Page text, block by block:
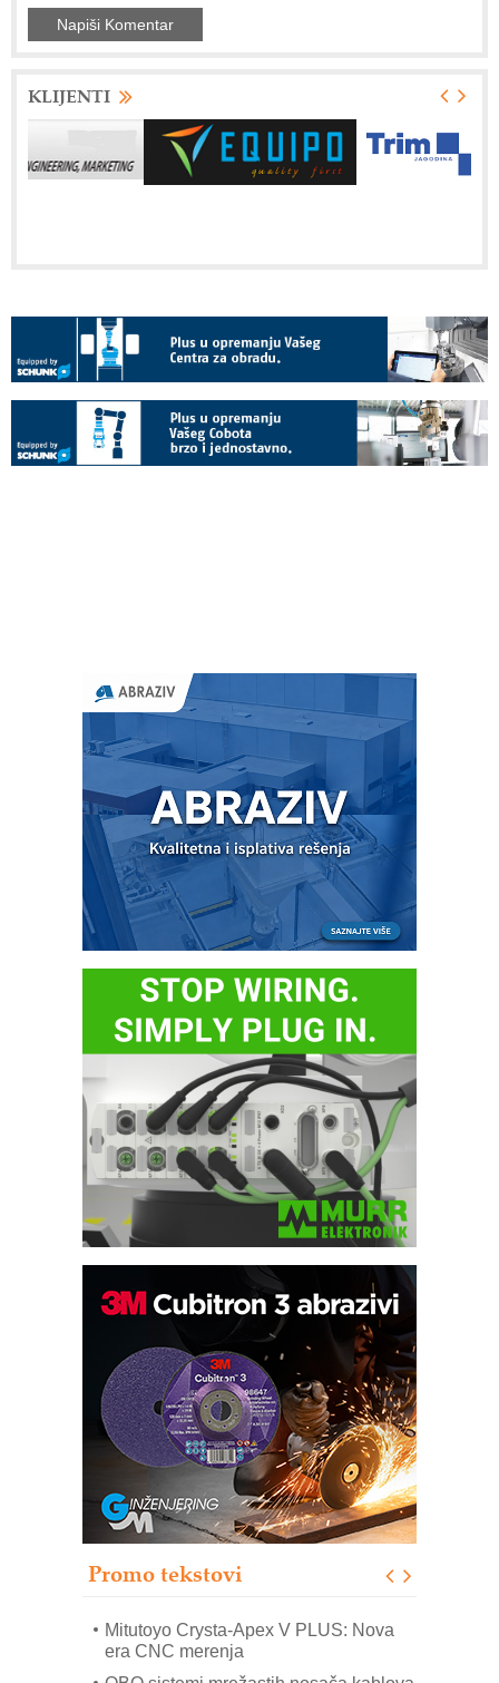
KLIJENTI
Promo tekstovi
Automatizacija pakovanja · Display
(Shelf-Ready) omotnice
Potpuna efikasnost bez složenih
sistema
Trajna oznaka kao dugoročna korist
Bezbednost na prvom mestu!
IB BLUMENAUER - više od 40 godina
poverenja u industriji
Art Utopia Studio – vizuelne priče
Mitutoyo Crysta-Apex V PLUS: Nova
era CNC merenja